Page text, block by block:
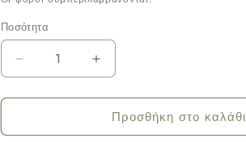
Ποσότητα
Μείωση
Duracid
Αύξηση
για
Duracid
Προσθήκη στο καλάθι